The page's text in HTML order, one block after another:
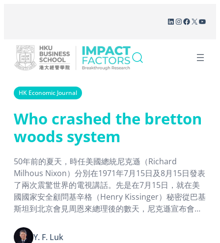
LinkedIn
Instagram
Facebook
X
HK Economic Journal
Who crashed the bretton
woods system
50年前的夏天，時任美國總統尼克遜（Richard
Milhous Nixon）分別在1971年7月15日及8月15日發表
了兩次震驚世界的電視講話。先是在7月15日，就在美
國國家安全顧問基辛格（Henry Kissinger）秘密從巴基
斯坦到北京會見周恩來總理後的數天，尼克遜宣布會在
的軌跡，其重要性毋庸置疑。
Y. F. Luk